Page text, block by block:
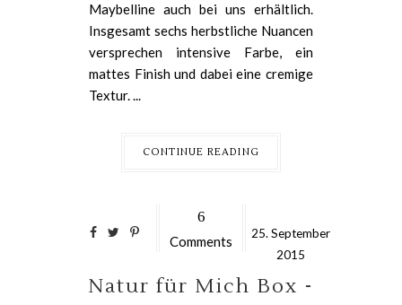
Maybelline auch bei uns erhältlich.
Insgesamt sechs herbstliche Nuancen
versprechen intensive Farbe, ein
mattes Finish und dabei eine cremige
Textur. ...
CONTINUE READING
6
Comments 25.September
2015
Natur für Mich Box -